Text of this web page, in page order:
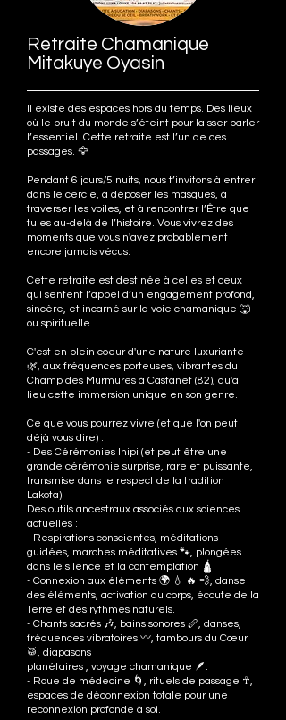
Retraite Chamanique
Mitakuye Oyasin
Il existe des espaces hors du temps. Des lieux
où le bruit du monde s’éteint pour laisser parler
l’essentiel. Cette retraite est l’un de ces
passages. 🦅
Pendant 6 jours/5 nuits, nous t’invitons à entrer
dans le cercle, à déposer les masques, à
traverser les voiles, et à rencontrer l’Être que
tu es au-delà de l’histoire. Vous vivrez des
moments que vous n'avez probablement
encore jamais vécus.
Cette retraite est destinée à celles et ceux
qui sentent l’appel d’un engagement profond,
sincère, et incarné sur la voie chamanique 🐺
ou spirituelle.
C'est en plein coeur d'une nature luxuriante
🌿, aux fréquences porteuses, vibrantes du
Champ des Murmures à Castanet (82), qu'a
lieu cette immersion unique en son genre.
Ce que vous pourrez vivre (et que l'on peut
déjà vous dire) :
- Des Cérémonies Inipi (et peut être une
grande cérémonie surprise, rare et puissante,
transmise dans le respect de la tradition
Lakota).
Des outils ancestraux associés aux sciences
actuelles :
- Respirations conscientes, méditations
guidées, marches méditatives 🐾, plongées
dans le silence et la contemplation 🛕.
- Connexion aux éléments 🌍 💧 🔥 💨, danse
des éléments, activation du corps, écoute de la
Terre et des rythmes naturels.
- Chants sacrés 🎶, bains sonores 🪈, danses,
fréquences vibratoires 〰️, tambours du Cœur
🥁, diapasons
planétaires , voyage chamanique 🪶.
- Roue de médecine 🌀, rituels de passage ☥,
espaces de déconnexion totale pour une
reconnexion profonde à soi.